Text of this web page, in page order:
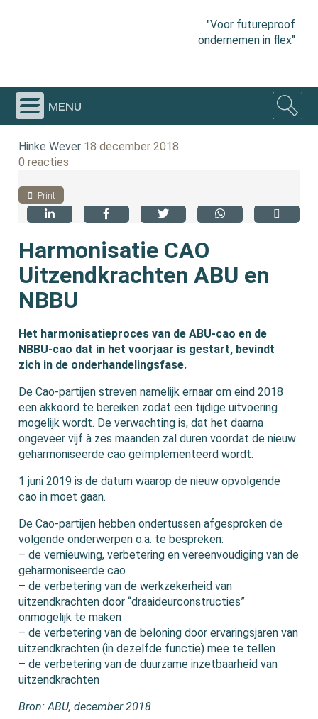
"Voor futureproof
ondernemen in flex"
menu
Hinke Wever 18 december 2018
0 reacties
Print
Harmonisatie CAO
Uitzendkrachten ABU en
NBBU
Het harmonisatieproces van de ABU-cao en de
NBBU-cao dat in het voorjaar is gestart, bevindt
zich in de onderhandelingsfase.
De Cao-partijen streven namelijk ernaar om eind 2018
een akkoord te bereiken zodat een tijdige uitvoering
mogelijk wordt. De verwachting is, dat het daarna
ongeveer vijf à zes maanden zal duren voordat de nieuw
geharmoniseerde cao geïmplementeerd wordt.
1 juni 2019 is de datum waarop de nieuw opvolgende
cao in moet gaan.
De Cao-partijen hebben ondertussen afgesproken de
volgende onderwerpen o.a. te bespreken:
– de vernieuwing, verbetering en vereenvoudiging van de
geharmoniseerde cao
– de verbetering van de werkzekerheid van
uitzendkrachten door “draaideurconstructies”
onmogelijk te maken
– de verbetering van de beloning door ervaringsjaren van
uitzendkrachten (in dezelfde functie) mee te tellen
– de verbetering van de duurzame inzetbaarheid van
uitzendkrachten
Bron: ABU, december 2018